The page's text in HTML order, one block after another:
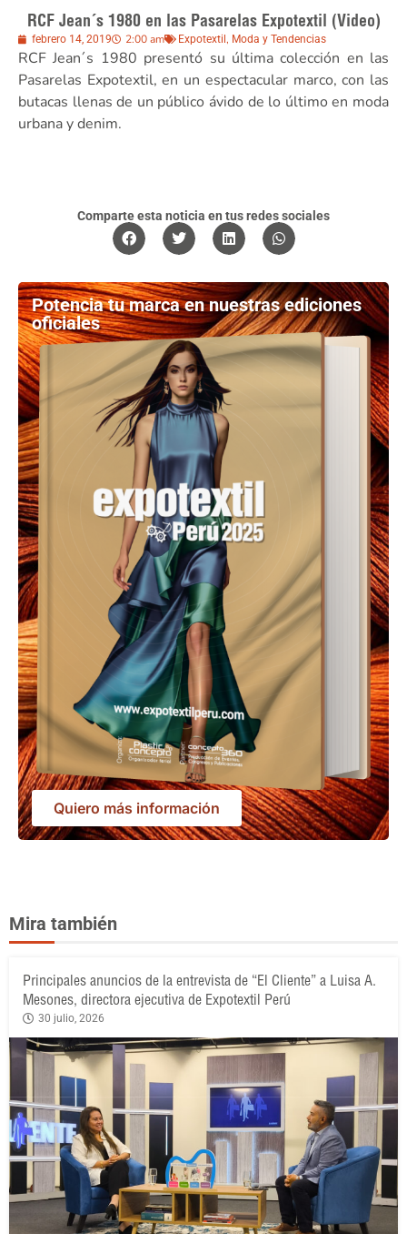
RCF Jean´s 1980 en las Pasarelas Expotextil (Video)
febrero 14, 2019 2:00 am Expotextil, Moda y Tendencias
RCF Jean´s 1980 presentó su última colección en las
Pasarelas Expotextil, en un espectacular marco, con las
butacas llenas de un público ávido de lo último en moda
urbana y denim.
Comparte esta noticia en tus redes sociales
Potencia tu marca en nuestras ediciones
oficiales
Quiero más información
Mira también
Principales anuncios de la entrevista de “El Cliente” a Luisa A.
Mesones, directora ejecutiva de Expotextil Perú
30 julio, 2026